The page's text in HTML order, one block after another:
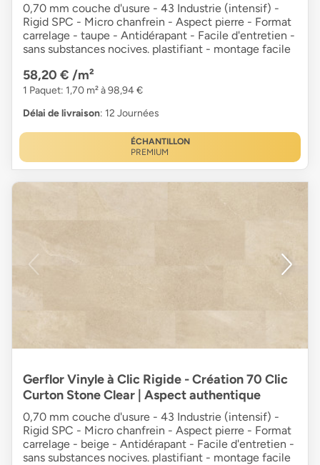
0,70 mm couche d'usure - 43 Industrie (intensif) -
Rigid SPC - Micro chanfrein - Aspect pierre - Format
carrelage - taupe - Antidérapant - Facile d'entretien -
sans substances nocives. plastifiant - montage facile
58,20 € /m²
1 Paquet: 1,70 m² à 98,94 €
Délai de livraison: 12 Journées
ÉCHANTILLON
PREMIUM
Gerflor Vinyle à Clic Rigide - Création 70 Clic
Curton Stone Clear | Aspect authentique
0,70 mm couche d'usure - 43 Industrie (intensif) -
Rigid SPC - Micro chanfrein - Aspect pierre - Format
carrelage - beige - Antidérapant - Facile d'entretien -
sans substances nocives. plastifiant - montage facile